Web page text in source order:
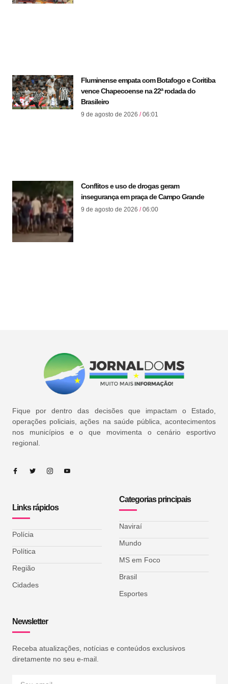
Fluminense empata com Botafogo e Coritiba
vence Chapecoense na 22ª rodada do
Brasileiro
9 de agosto de 2026 06:01
Conflitos e uso de drogas geram
insegurança em praça de Campo Grande
9 de agosto de 2026 06:00
Fique por dentro das decisões que impactam o Estado,
operações policiais, ações na saúde pública, acontecimentos
nos municípios e o que movimenta o cenário esportivo
regional.
Links rápidos
Polícia
Política
Região
Cidades
Categorias principais
Naviraí
Mundo
MS em Foco
Brasil
Esportes
Newsletter
Receba atualizações, notícias e conteúdos exclusivos
diretamente no seu e-mail.